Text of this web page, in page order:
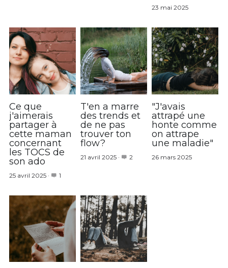
23 mai 2025
Ce que
j'aimerais
partager à
cette maman
concernant
les TOCS de
son ado
25 avril 2025· 1
T'en a marre
des trends et
de ne pas
trouver ton
flow?
21 avril 2025· 2
"J'avais
attrapé une
honte comme
on attrape
une maladie"
26 mars 2025